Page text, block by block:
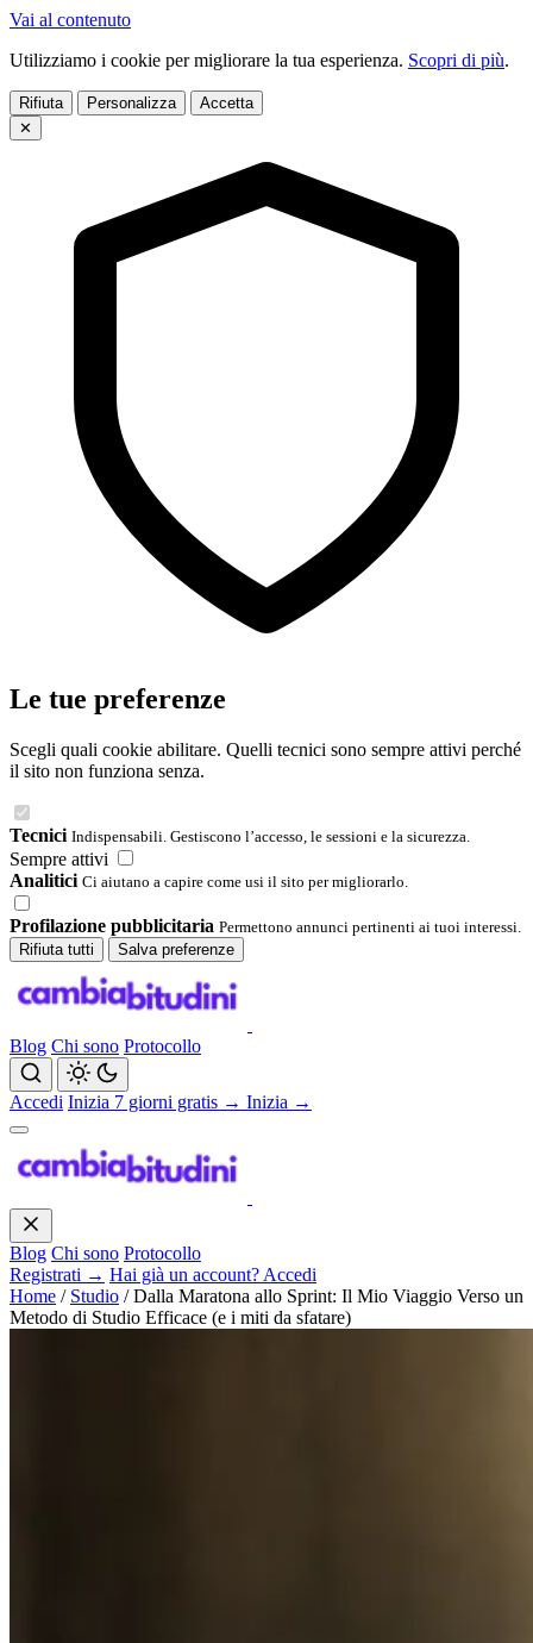
Vai al contenuto
Utilizziamo i cookie per migliorare la tua esperienza. Scopri di più.
Rifiuta Personalizza
Accetta
✕
Le tue preferenze
Scegli quali cookie abilitare. Quelli tecnici sono sempre attivi perché
il sito non funziona senza.
Tecnici Indispensabili. Gestiscono l’accesso, le sessioni e la sicurezza.
Sempre attivi
Analitici Ci aiutano a capire come usi il sito per migliorarlo.
Profilazione pubblicitaria Permettono annunci pertinenti ai tuoi interessi.
Rifiuta tutti
Salva preferenze
Blog Chi sono Protocollo
Accedi Inizia 7 giorni gratis → Inizia →
Blog Chi sono Protocollo
Registrati → Hai già un account? Accedi
Home / Studio / Dalla Maratona allo Sprint: Il Mio Viaggio Verso un
Metodo di Studio Efficace (e i miti da sfatare)